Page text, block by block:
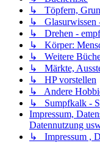
↳ Töpfern,
↳ Glasurwissen
↳ Drehen -
↳ Körper:
↳ Weitere
↳ Märkte,
↳ HP vorstellen
↳ Andere
↳ Sumpfkalk -
Impressum,
Datennutzung
↳ Impressum ,